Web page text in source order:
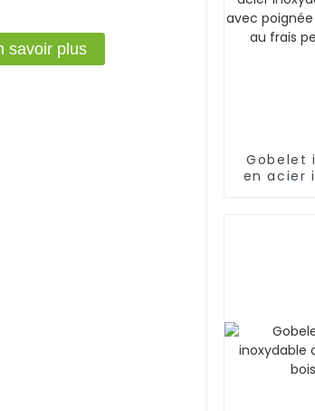
savoir plus
Gobelet
en acier